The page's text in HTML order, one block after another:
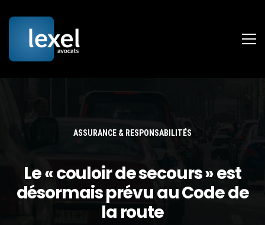
ASSURANCE & RESPONSABILITÉS
Le « couloir de secours » est
désormais prévu au Code de
la route